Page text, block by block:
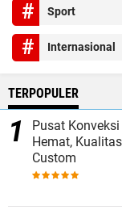
Sport
Internasional
TERPOPULER
Pusat
Hemat,
Custom